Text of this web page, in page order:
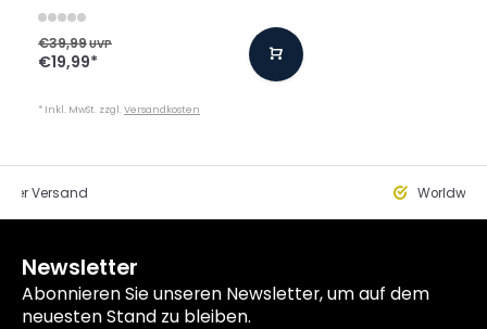
€39,99UVP
€19,99*
* Inkl. MwSt. zzgl.Versandkosten
Versand
Newsletter
Abonnieren Sie unseren Newsletter, um auf dem
neuesten Stand zu bleiben.